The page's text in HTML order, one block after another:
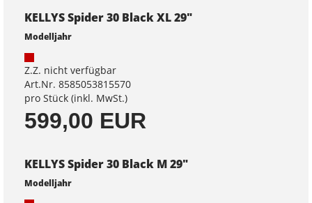
KELLYS Spider 30 Black XL 29"
Modelljahr
Z.Z. nicht verfügbar
Art.Nr. 8585053815570
pro Stück (inkl. MwSt.)
599,00 EUR
KELLYS Spider 30 Black M 29"
Modelljahr